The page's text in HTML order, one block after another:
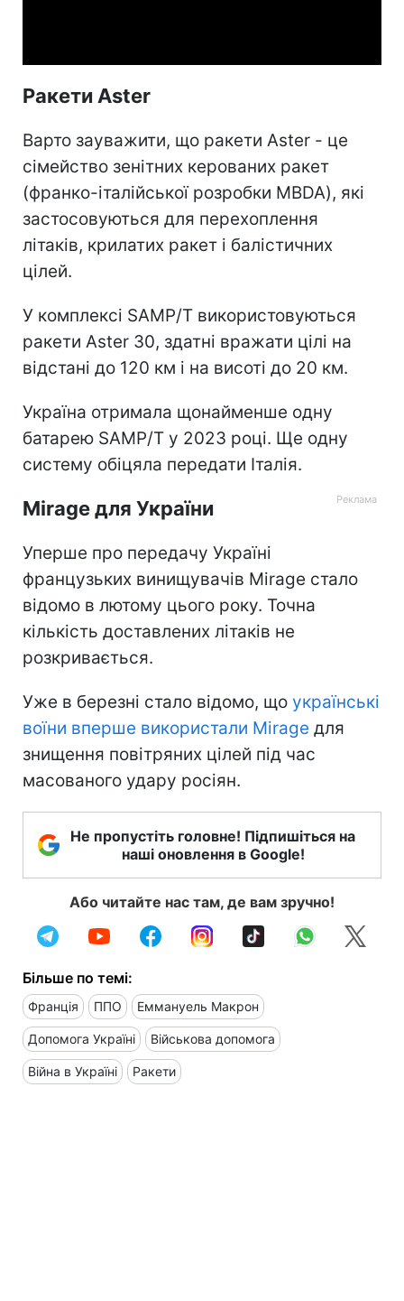
Ракети Aster
Варто зауважити, що ракети Aster - це
сімейство зенітних керованих ракет
(франко-італійської розробки MBDA), які
застосовуються для перехоплення
літаків, крилатих ракет і балістичних
цілей.
У комплексі SAMP/T використовуються
ракети Aster 30, здатні вражати цілі на
відстані до 120 км і на висоті до 20 км.
Україна отримала щонайменше одну
батарею SAMP/T у 2023 році. Ще одну
систему обіцяла передати Італія.
Mirage для України
Уперше про передачу Україні
французьких винищувачів Mirage стало
відомо в лютому цього року. Точна
кількість доставлених літаків не
розкривається.
Уже в березні стало відомо, що українські
воїни вперше використали Mirage для
знищення повітряних цілей під час
масованого удару росіян.
Не пропустіть головне! Підпишіться на
наші оновлення в Google!
Або читайте нас там, де вам зручно!
Більше по темі:
Франція ППО Еммануель Макрон
Допомога Україні Військова допомога
Війна в Україні Ракети